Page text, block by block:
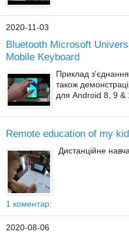
2020-11-03
Bluetooth Microsoft
Mobile Keyboard
Приклад
також
для Android 8, 9 &
Remote education of my
Дистанційне
1 коментар:
2020-08-06